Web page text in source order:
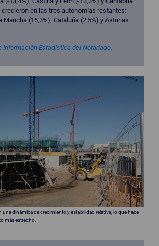
crecieron en las tres autonomías restantes:
Mancha (15,3%), Cataluña (2,5%) y Asturias
Información Estadística del Notariado.
una dinámica de crecimiento y estabilidad relativa, lo que hace
más estrecho.